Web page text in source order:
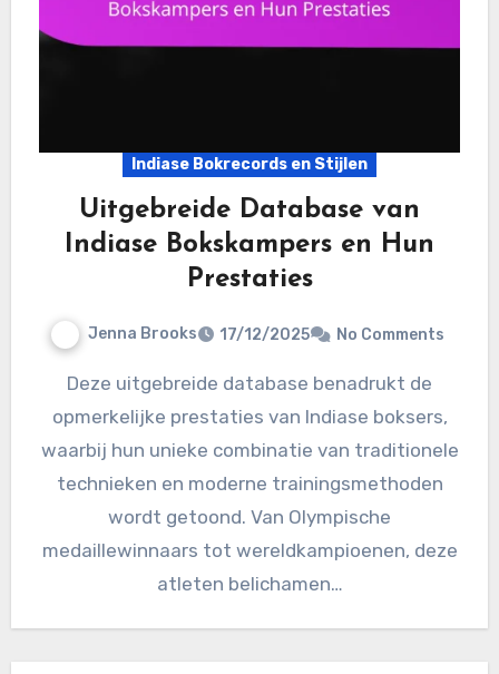
Indiase Bokrecords en Stijlen
Uitgebreide Database van
Indiase Bokskampers en Hun
Prestaties
Jenna Brooks 17/12/2025 No Comments
Deze uitgebreide database benadrukt de
opmerkelijke prestaties van Indiase boksers,
waarbij hun unieke combinatie van traditionele
technieken en moderne trainingsmethoden
wordt getoond. Van Olympische
medaillewinnaars tot wereldkampioenen, deze
atleten belichamen…